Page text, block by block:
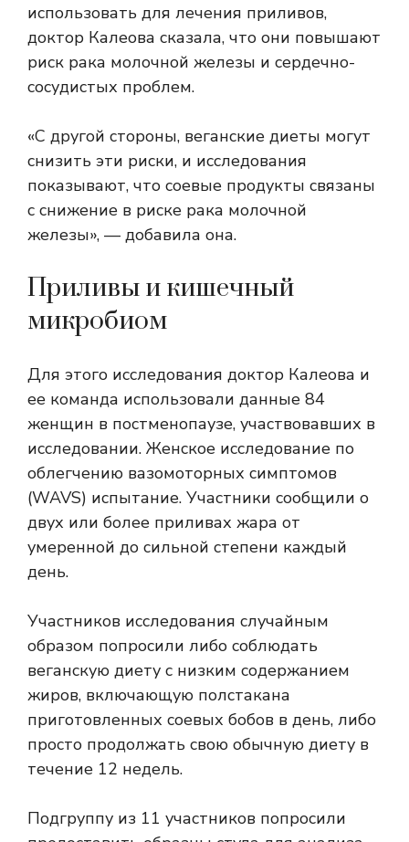
использовать для лечения приливов,
доктор Калеова сказала, что они повышают
риск рака молочной железы и сердечно-
сосудистых проблем.
«С другой стороны, веганские диеты могут
снизить эти риски, и исследования
показывают, что соевые продукты связаны
с снижение в риске рака молочной
железы», — добавила она.
Приливы и кишечный
микробиом
Для этого исследования доктор Калеова и
ее команда использовали данные 84
женщин в постменопаузе, участвовавших в
исследовании. Женское исследование по
облегчению вазомоторных симптомов
(WAVS) испытание. Участники сообщили о
двух или более приливах жара от
умеренной до сильной степени каждый
день.
Участников исследования случайным
образом попросили либо соблюдать
веганскую диету с низким содержанием
жиров, включающую полстакана
приготовленных соевых бобов в день, либо
просто продолжать свою обычную диету в
течение 12 недель.
Подгруппу из 11 участников попросили